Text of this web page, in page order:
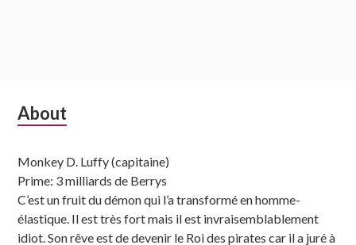
Subsidiary
About
Monkey D. Luffy (capitaine)
Prime: 3 milliards de Berrys
C’est un fruit du démon qui l’a transformé en homme-
élastique. Il est très fort mais il est invraisemblablement
idiot. Son rêve est de devenir le Roi des pirates car il a juré à